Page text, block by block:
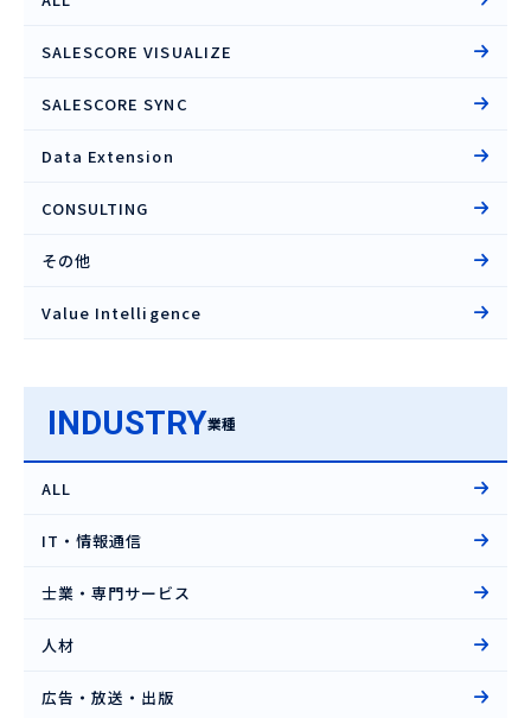
SALESCORE VISUALIZE
SALESCORE SYNC
Data Extension
CONSULTING
その他
Value Intelligence
INDUSTRY業種
ALL
IT・情報通信
士業・専門サービス
人材
広告・放送・出版